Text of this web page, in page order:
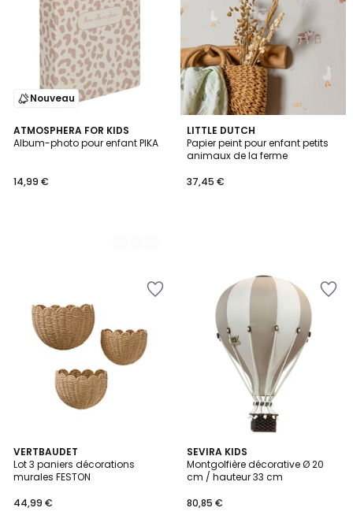
Nouveau
ATMOSPHERA FOR KIDS
Album-photo pour enfant PIKA
14,99 €
2
Couleurs
LITTLE DUTCH
Papier peint pour enfant petits
animaux de la ferme
37,45 €
VERTBAUDET
Lot 3 paniers décorations
murales FESTON
44,99 €
SEVIRA KIDS
Montgolfière décorative Ø 20
cm / hauteur 33 cm
80,85 €
3
Couleurs